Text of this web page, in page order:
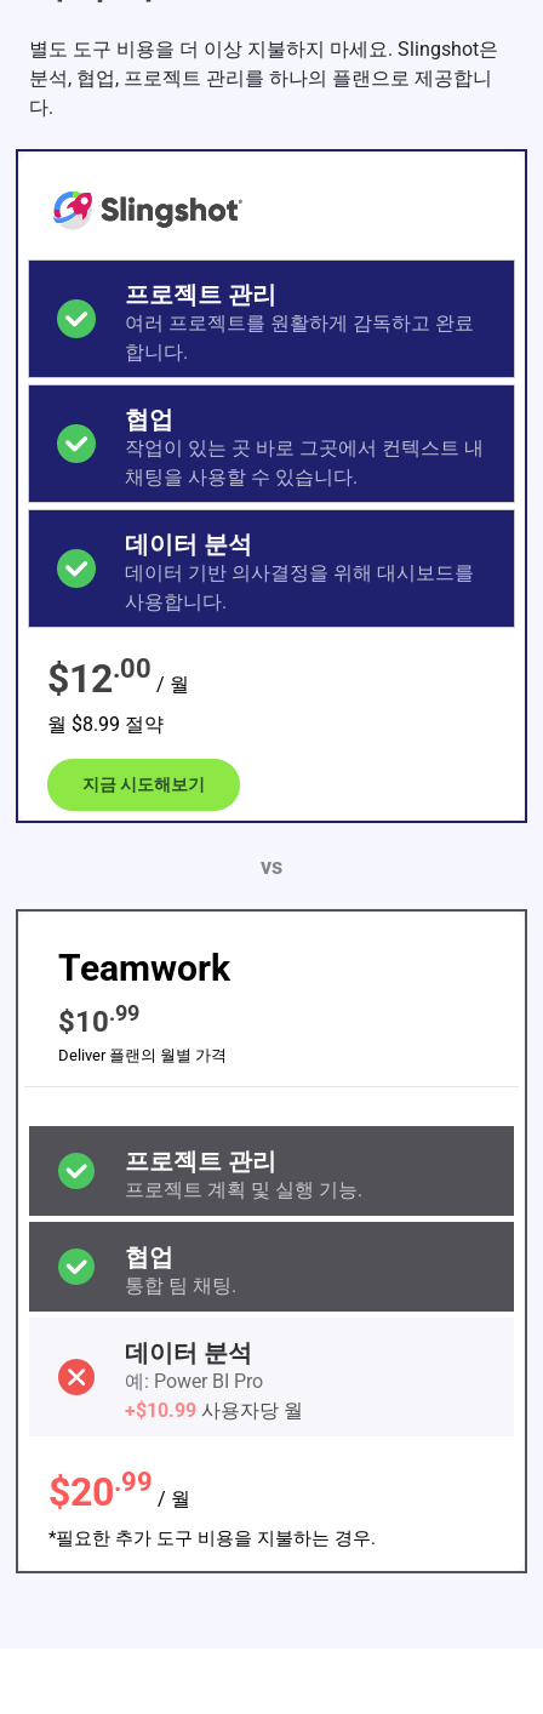
별도 도구 비용을 더 이상 지불하지 마세요. Slingshot은
분석, 협업, 프로젝트 관리를 하나의 플랜으로 제공합니
다.
프로젝트 관리
여러 프로젝트를 원활하게 감독하고 완료
합니다.
협업
작업이 있는 곳 바로 그곳에서 컨텍스트 내
채팅을 사용할 수 있습니다.
데이터 분석
데이터 기반 의사결정을 위해 대시보드를
사용합니다.
$12.00
/ 월
월 $8.99 절약
지금 시도해보기
vs
Teamwork
$10.99
Deliver 플랜의 월별 가격
프로젝트 관리
프로젝트 계획 및 실행 기능.
협업
통합 팀 채팅.
데이터 분석
예: Power BI Pro
+$10.99 사용자당 월
$20.99
/ 월
*필요한 추가 도구 비용을 지불하는 경우.